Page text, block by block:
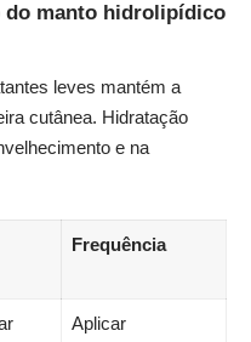
do manto hidrolipídico
leves mantém a
cutânea. Hidratação
e na
Frequência
Aplicar